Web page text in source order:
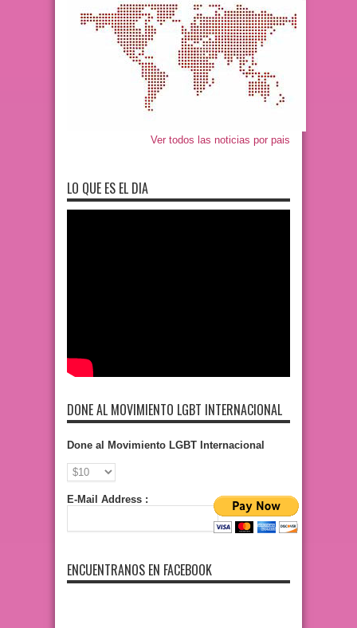
Ver todos las noticias por pais
LO QUE ES EL DIA
DONE AL MOVIMIENTO LGBT INTERNACIONAL
Done al Movimiento LGBT Internacional
E-Mail Address :
ENCUENTRANOS EN FACEBOOK